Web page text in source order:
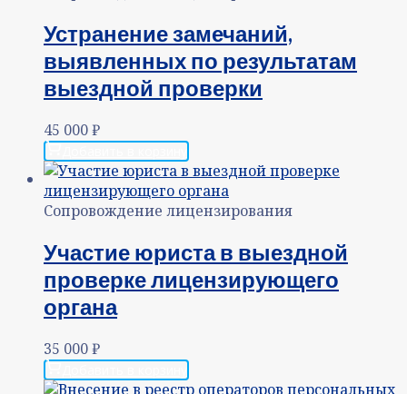
Устранение замечаний,
выявленных по результатам
выездной проверки
45 000₽
Сопровождение лицензирования
Участие юриста в выездной
проверке лицензирующего
органа
35 000₽